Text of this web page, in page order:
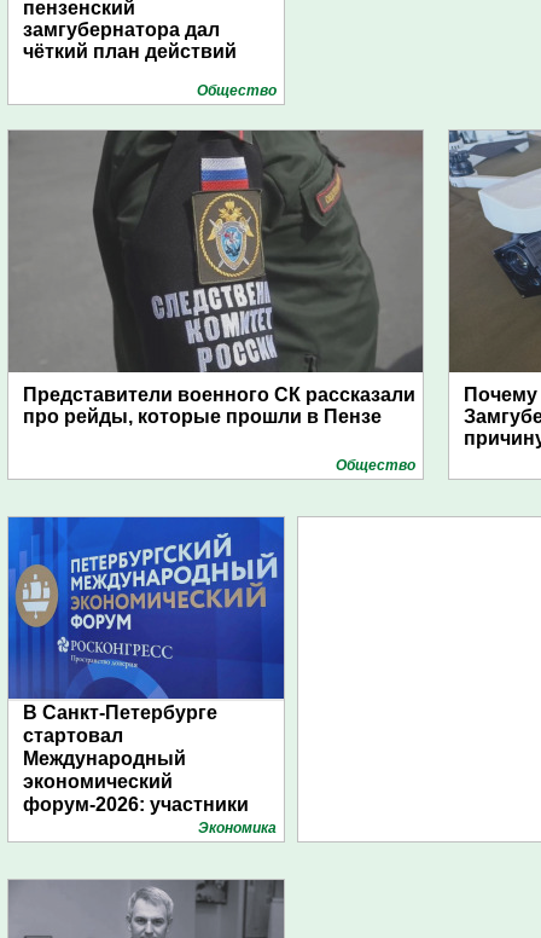
пензенский
замгубернатора дал
чёткий план действий
Общество
Представители военного СК рассказали
про рейды, которые прошли в Пензе
Общество
В Санкт-Петербурге
стартовал
Международный
экономический
форум-2026: участники
подготовили креативные
Экономика